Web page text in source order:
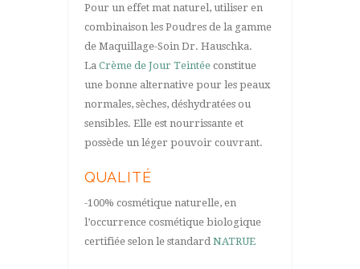
Pour un effet mat naturel, utiliser en
combinaison les Poudres de la gamme
de Maquillage-Soin Dr. Hauschka.
La Crème de Jour Teintéeconstitue
une bonne alternative pour les peaux
normales, sèches, déshydratées ou
sensibles. Elle est nourrissante et
possède un léger pouvoir couvrant.
QUALITÉ
-100% cosmétique naturelle, en
l’occurrence cosmétique biologique
certifiée selon le standard NATRUE